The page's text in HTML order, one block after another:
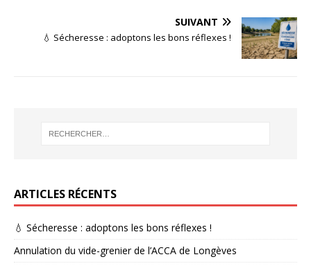
SUIVANT
💧 Sécheresse : adoptons les bons réflexes !
ARTICLES RÉCENTS
💧 Sécheresse : adoptons les bons réflexes !
Annulation du vide-grenier de l’ACCA de Longèves